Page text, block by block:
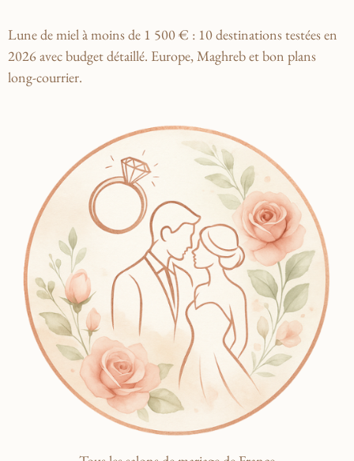
Lune de miel à moins de 1 500 € : 10 destinations testées en
2026 avec budget détaillé. Europe, Maghreb et bon plans
long-courrier.